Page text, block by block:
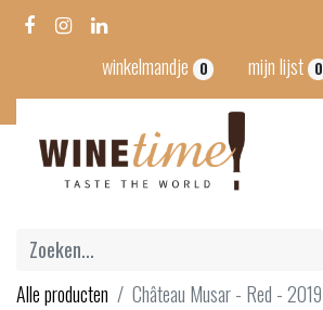
winkelmandje 0 mijn lijst 0
Alle producten Château Musar - Red - 2019